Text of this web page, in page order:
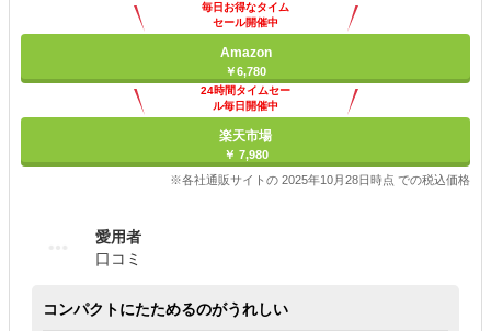
毎日お得なタイム
セール開催中
Amazon
￥6,780
24時間タイムセー
ル毎日開催中
楽天市場
￥ 7,980
※各社通販サイトの 2025年10月28日時点 での税込価格
愛用者
口コミ
コンパクトにたためるのがうれしい